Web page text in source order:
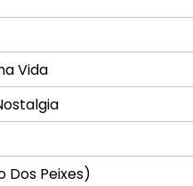
Vida
Dos Peixes)